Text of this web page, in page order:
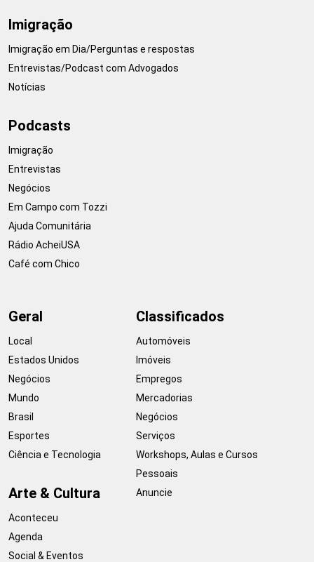
Imigração
Imigração em Dia/Perguntas e respostas
Entrevistas/Podcast com Advogados
Notícias
Podcasts
Imigração
Entrevistas
Negócios
Em Campo com Tozzi
Ajuda Comunitária
Rádio AcheiUSA
Café com Chico
Geral
Local
Estados Unidos
Negócios
Mundo
Brasil
Esportes
Ciência e Tecnologia
Arte & Cultura
Aconteceu
Agenda
Social & Eventos
Classificados
Automóveis
Imóveis
Empregos
Mercadorias
Negócios
Serviços
Workshops, Aulas e Cursos
Pessoais
Anuncie